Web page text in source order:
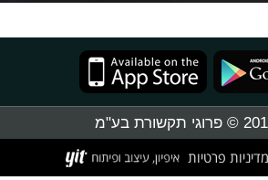
בע"מ
מדיניות פרטיות